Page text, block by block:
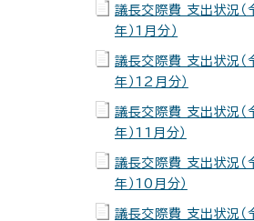
議長交際費 支出状況
年）1月分）
議長交際費 支出状況
年）12月分）
議長交際費 支出状況
年）11月分）
議長交際費 支出状況
年）10月分）
議長交際費 支出状況